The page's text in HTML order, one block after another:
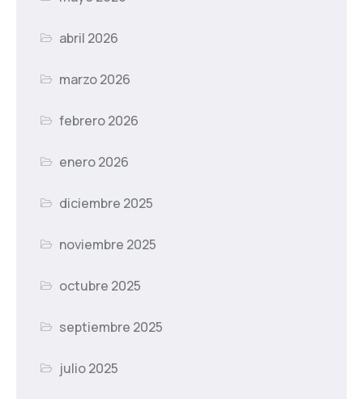
abril 2026
marzo 2026
febrero 2026
enero 2026
diciembre 2025
noviembre 2025
octubre 2025
septiembre 2025
julio 2025